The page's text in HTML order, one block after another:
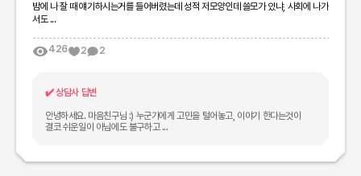
밤에 나 잘 때 얘기하시는거를 들어버렸는데 성적 저모양인데 쓸모가 있냐, 사회에 나가
서도 ...
426 2 2
✔️상담사 답변
안녕하세요. 마음친구님 :) 누군가에게 고민을 털어놓고, 이야기 한다는것이
결코 쉬운일이 아님에도 불구하고 ...